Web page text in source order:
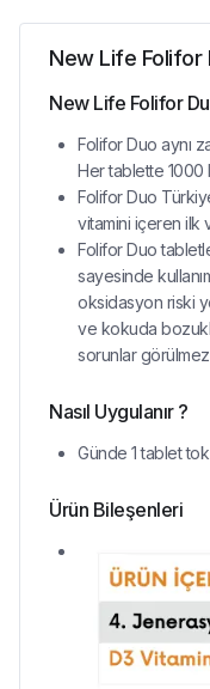
New Life Folifor
New Life Folifor
Folifor Duo aynı
Her tablette 1000
Folifor Duo
vitamini içeren ilk
Folifor Duo
sayesinde
oksidasyon riski
ve kokuda
sorunlar
Nasıl Uygulanır ?
Günde 1 tablet tok
Ürün Bileşenleri